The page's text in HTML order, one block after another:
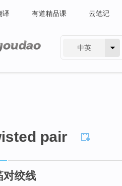
译 有道精品课 云笔记
中英
pair
对绞线